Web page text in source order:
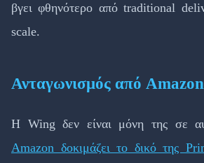
βγει φθηνότερο από traditional
scale.
Ανταγωνισμός από Amazon
Η Wing δεν είναι μόνη της σε
Amazon δοκιμάζει το δικό της